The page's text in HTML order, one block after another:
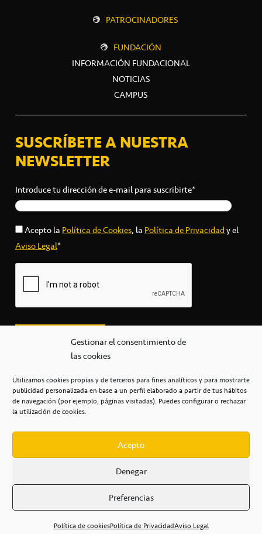
Gestionar el consentimiento de
las cookies
Utilizamos cookies propias y de terceros para fines analíticos y para mostrarte
publicidad personalizada en base a un perfil elaborado a partir de tus hábitos
de navegación (por ejemplo, páginas visitadas). Puedes configurar o rechazar
la utilización de cookies.
Acepto
Denegar
Preferencias
Política de cookiesPolítica de PrivacidadAviso Legal
PATROCINADORES
FUNDACIÓN
INFORMACIÓN FUNDACIONAL
NOTICIAS
CAMPUS
SUSCRÍBETE A NUESTRA
NEWSLETTER
Introduce tu dirección de e-mail para suscribirte*
Acepto la Política de Cookies, la Política de Privacidady el
Aviso Legal*
secretaria@cbcanarias.es
+34 922 253 684
Casa del Deporte / 38108 – La Laguna
POLÍTICA DE PRIVACIDAD / POLÍTICA DE COOKIES /
AVISO LEGAL / CONDICIONES